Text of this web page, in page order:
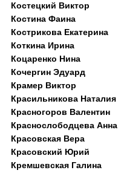
Костецкий Виктор
Костина Фаина
Кострикова Екатерина
Коткина Ирина
Коцаренко Нина
Кочергин Эдуард
Крамер Виктор
Красильникова Наталия
Красногоров Валентин
Краснослободцева Анна
Красовская Вера
Красовский Юрий
Кремшевская Галина